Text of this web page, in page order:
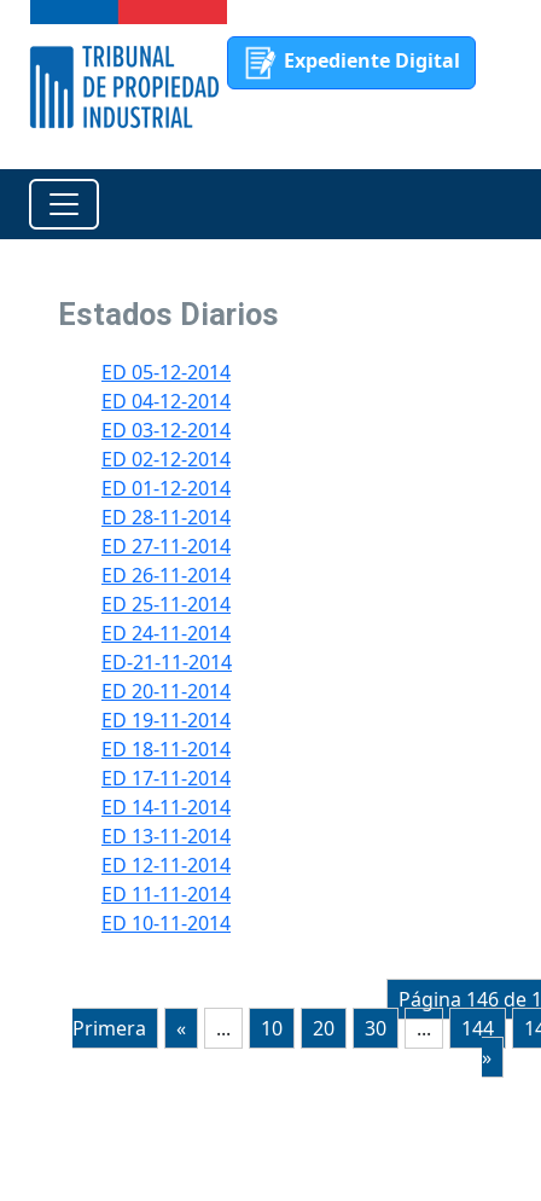
Expediente Digital
Estados Diarios
ED 05-12-2014
ED 04-12-2014
ED 03-12-2014
ED 02-12-2014
ED 01-12-2014
ED 28-11-2014
ED 27-11-2014
ED 26-11-2014
ED 25-11-2014
ED 24-11-2014
ED-21-11-2014
ED 20-11-2014
ED 19-11-2014
ED 18-11-2014
ED 17-11-2014
ED 14-11-2014
ED 13-11-2014
ED 12-11-2014
ED 11-11-2014
ED 10-11-2014
Página 146 de
Primera
« ... 10 20 30 ... 144
»